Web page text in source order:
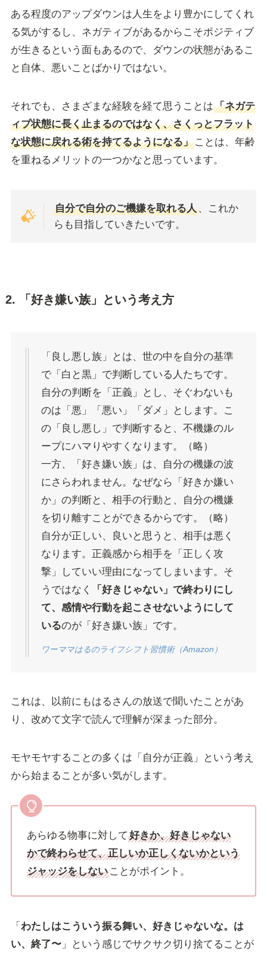
ある程度のアップダウンは人生をより豊かにしてくれ
る気がするし、ネガティブがあるからこそポジティブ
が生きるという面もあるので、ダウンの状態があるこ
と自体、悪いことばかりではない。
それでも、さまざまな経験を経て思うことは「ネガテ
ィブ状態に長く止まるのではなく、さくっとフラット
な状態に戻れる術を持てるようになる」ことは、年齢
を重ねるメリットの一つかなと思っています。
自分で自分のご機嫌を取れる人、これか
らも目指していきたいです。
2. 「好き嫌い族」という考え方
「良し悪し族」とは、世の中を自分の基準
で「白と黒」で判断している人たちです。
自分の判断を「正義」とし、そぐわないも
のは「悪」「悪い」「ダメ」とします。こ
の「良し悪し」で判断すると、不機嫌のル
ープにハマりやすくなります。（略）
一方、「好き嫌い族」は、自分の機嫌の波
にさらわれません。なぜなら「好きか嫌い
か」の判断と、相手の行動と、自分の機嫌
を切り離すことができるからです。（略）
自分が正しい、良いと思うと、相手は悪く
なります。正義感から相手を「正しく攻
撃」していい理由になってしまいます。そ
うではなく
「好きじゃない」で終わりにし
て、感情や行動を起こさせないようにして
いるのが「好き嫌い族」です。
ワーママはるのライフシフト習慣術（Amazon）
これは、以前にもはるさんの放送で聞いたことがあ
り、改めて文字で読んで理解が深まった部分。
モヤモヤすることの多くは「自分が正義」という考え
から始まることが多い気がします。
あらゆる物事に対して好きか、好きじゃない
かで終わらせて、正しいか正しくないかという
ジャッジをしないことがポイント。
「 わたしはこういう振る舞い、好きじゃないな。は
い、終了〜」という感じでサクサク切り捨てることが